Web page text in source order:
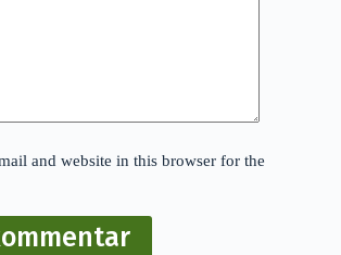
and website in this browser for the